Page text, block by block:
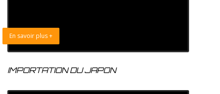
En savoir plus +
IMPORTATION DU JAPON